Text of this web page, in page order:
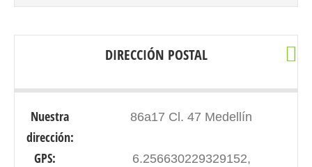
DIRECCIÓN POSTAL
Nuestra
dirección:
86a17 Cl. 47 Medellín
GPS:
6.256630229329152,